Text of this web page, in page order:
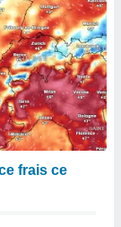
frais ce